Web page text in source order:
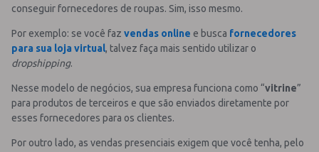
conseguir fornecedores de roupas. Sim, isso mesmo.
Por exemplo: se você faz vendas online e busca fornecedores
para sua loja virtual, talvez faça mais sentido utilizar o
dropshipping.
Nesse modelo de negócios, sua empresa funciona como “vitrine”
para produtos de terceiros e que são enviados diretamente por
esses fornecedores para os clientes.
Por outro lado, as vendas presenciais exigem que você tenha, pelo